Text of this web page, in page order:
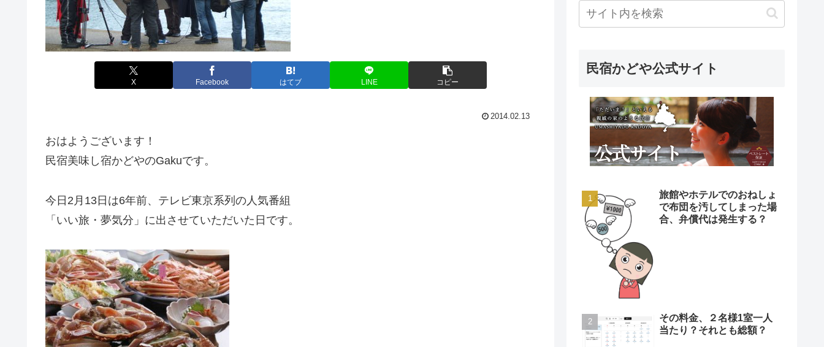
X Facebook はてブ LINE コピー
2014.02.13
おはようございます！
民宿美味し宿かどやのGakuです。
今日2月13日は6年前、テレビ東京系列の人気番組
「いい旅・夢気分」に出させていただいた日です。
民宿かどや公式サイト
旅館やホテルでのおねしょ
で布団を汚してしまった場
合、弁償代は発生する？
その料金、２名様1室一人
当たり？それとも総額？